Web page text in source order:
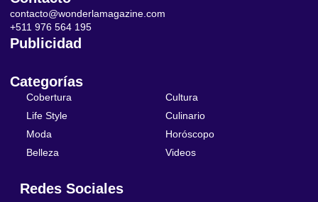
contacto@wonderlamagazine.com
+511 976 564 195
Publicidad
Categorías
Cobertura
Life Style
Moda
Belleza
Cultura
Culinario
Horóscopo
Videos
Redes Sociales